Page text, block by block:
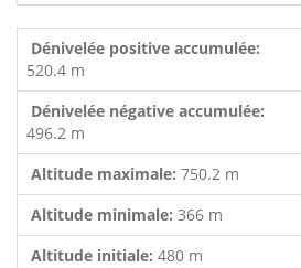
Dénivelée positive accumulée:
520.4 m
Dénivelée négative accumulée:
496.2 m
Altitude maximale: 750.2 m
Altitude minimale: 366 m
Altitude initiale: 480 m